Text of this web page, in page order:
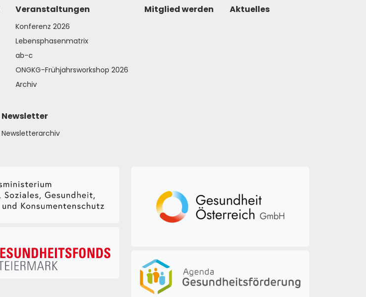
Veranstaltungen
Konferenz 2026
Lebensphasenmatrix
ab-c
ONGKG-Frühjahrsworkshop 2026
Archiv
Mitglied werden Aktuelles
Newsletter
Newsletterarchiv